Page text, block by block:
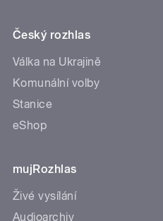
Český rozhlas
Válka na Ukrajině
Komunální volby
Stanice
eShop
mujRozhlas
Živé vysílání
Audioarchiv